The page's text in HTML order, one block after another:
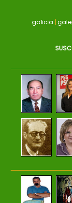
galicia |